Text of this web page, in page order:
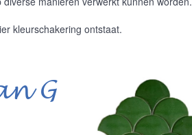
kleurschakering ontstaat.
G